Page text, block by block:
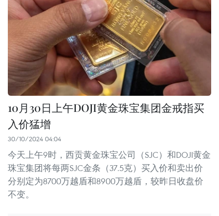
10月30日上午DOJI黄金珠宝集团金戒指买
入价猛增
30/10/2024 04:04
今天上午9时，西贡黄金珠宝公司（SJC）和DOJI黄金
珠宝集团将每两SJC金条（37.5克）买入价和卖出价
分别定为8700万越盾和8900万越盾，较昨日收盘价
不变。